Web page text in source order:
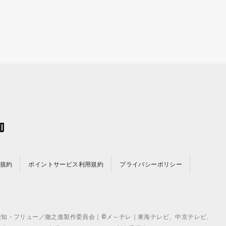
約 ポイントサービス利用規約 プライバシーポリシー
フリュー／徹之進製作委員会｜©メ～テレ｜東海テレビ、中京テレビ、